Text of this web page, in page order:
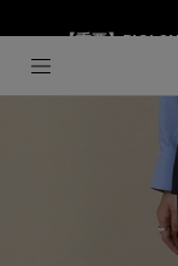
【重要】BIGI
パンツ